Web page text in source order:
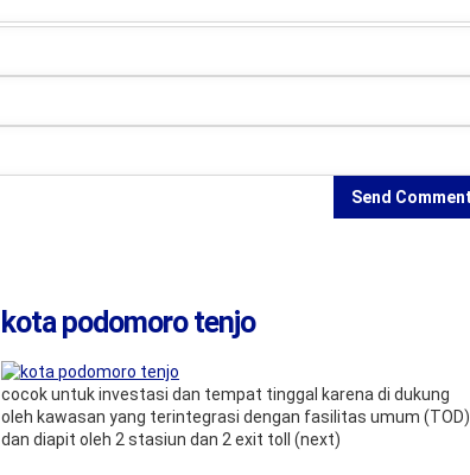
kota podomoro tenjo
cocok untuk investasi dan tempat tinggal karena di dukung
oleh kawasan yang terintegrasi dengan fasilitas umum (TOD)
dan diapit oleh 2 stasiun dan 2 exit toll (next)